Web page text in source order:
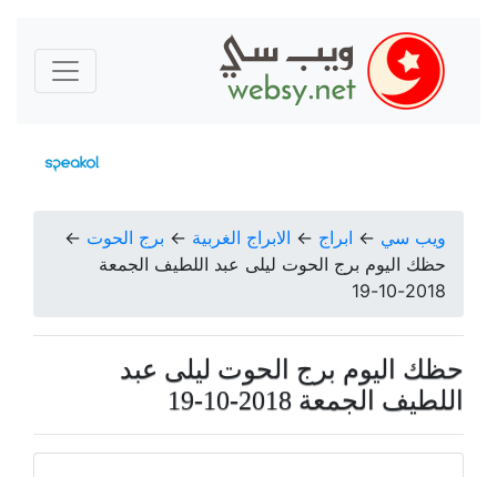
ويب سي ← ابراج ← الابراج الغربية ← برج الحوت ←
حظك اليوم برج الحوت ليلى عبد اللطيف الجمعة
2018-10-19
حظك اليوم برج الحوت ليلى عبد
اللطيف الجمعة 2018-10-19